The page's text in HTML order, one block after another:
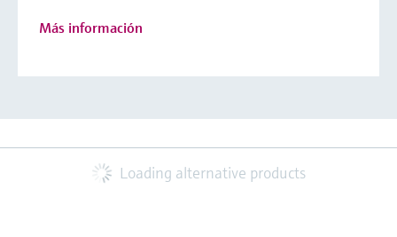
Más información
Loading alternative products